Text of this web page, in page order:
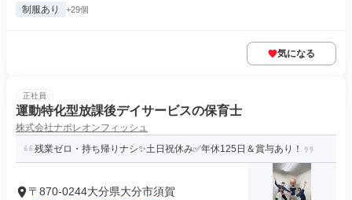
制服あり +29個
気になる
正社員
運動特化型放課後デイサービスの保育士
株式会社ナポレオンフィッシュ
残業ゼロ・持ち帰りナシ✨土日祝休み✅年休125日＆賞与あり！
〒870-0244大分県大分市須賀